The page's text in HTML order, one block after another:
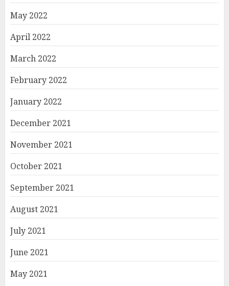
May 2022
April 2022
March 2022
February 2022
January 2022
December 2021
November 2021
October 2021
September 2021
August 2021
July 2021
June 2021
May 2021